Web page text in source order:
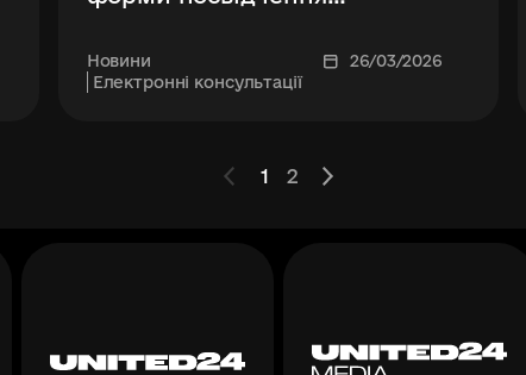
лотереї»
Новини
Електронні консультації
26/03/2026
1 2